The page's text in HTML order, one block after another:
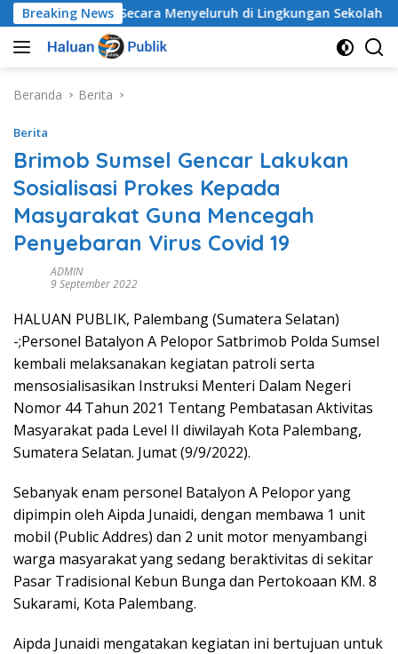
Langsung
ke
konten
Breaking News
Anak Secara Menyeluruh di Lingkungan Sekolah
Beranda Berita
Berita
Brimob Sumsel Gencar Lakukan
Sosialisasi Prokes Kepada
Masyarakat Guna Mencegah
Penyebaran Virus Covid 19
ADMIN
9 September 2022
HALUAN PUBLIK, Palembang (Sumatera Selatan)
-;Personel Batalyon A Pelopor Satbrimob Polda Sumsel
kembali melaksanakan kegiatan patroli serta
mensosialisasikan Instruksi Menteri Dalam Negeri
Nomor 44 Tahun 2021 Tentang Pembatasan Aktivitas
Masyarakat pada Level II diwilayah Kota Palembang,
Sumatera Selatan. Jumat (9/9/2022).
Sebanyak enam personel Batalyon A Pelopor yang
dipimpin oleh Aipda Junaidi, dengan membawa 1 unit
mobil (Public Addres) dan 2 unit motor menyambangi
warga masyarakat yang sedang beraktivitas di sekitar
Pasar Tradisional Kebun Bunga dan Pertokoaan KM. 8
Sukarami, Kota Palembang.
Aipda Junaidi mengatakan kegiatan ini bertujuan untuk